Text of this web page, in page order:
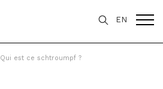
EN
Qui est ce schtroumpf ?